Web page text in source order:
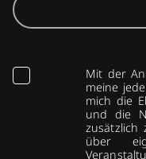
Mit der
meine
mich die
und die
zusätzlich
über